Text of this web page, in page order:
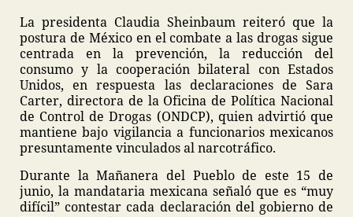
La presidenta Claudia Sheinbaum reiteró que la
postura de México en el combate a las drogas sigue
centrada en la prevención, la reducción del
consumo y la cooperación bilateral con Estados
Unidos, en respuesta las declaraciones de Sara
Carter, directora de la Oficina de Política Nacional
de Control de Drogas (ONDCP), quien advirtió que
mantiene bajo vigilancia a funcionarios mexicanos
presuntamente vinculados al narcotráfico.
Durante la Mañanera del Pueblo de este 15 de
junio, la mandataria mexicana señaló que es “muy
difícil” contestar cada declaración del gobierno de